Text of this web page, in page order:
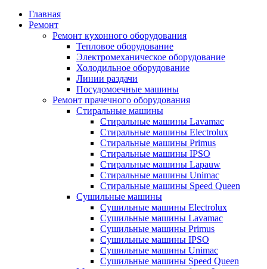
Главная
Ремонт
Ремонт кухонного оборудования
Тепловое оборудование
Электромеханическое оборудование
Холодильное оборудование
Линии раздачи
Посудомоечные машины
Ремонт прачечного оборудования
Стиральные машины
Стиральные машины Lavamac
Стиральные машины Electrolux
Стиральные машины Primus
Стиральные машины IPSO
Стиральные машины Lapauw
Стиральные машины Unimac
Стиральные машины Speed Queen
Сушильные машины
Сушильные машины Electrolux
Сушильные машины Lavamac
Сушильные машины Primus
Сушильные машины IPSO
Сушильные машины Unimac
Сушильные машины Speed Queen